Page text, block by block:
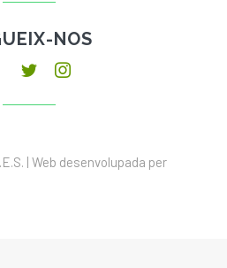
NOS
| Web desenvolupada per